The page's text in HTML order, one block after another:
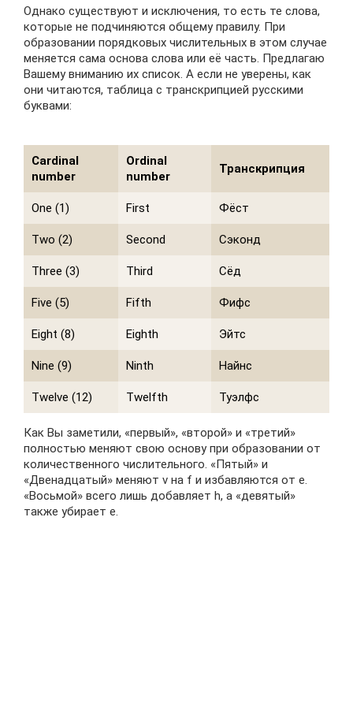
Однако существуют и исключения, то есть те слова,
которые не подчиняются общему правилу. При
образовании порядковых числительных в этом случае
меняется сама основа слова или её часть. Предлагаю
Вашему вниманию их список. А если не уверены, как
они читаются, таблица с транскрипцией русскими
буквами:
Cardinal
number
Ordinal
number
Транскрипция
One (1) First Фёст
Two (2) Second Сэконд
Three (3) Third Сёд
Five (5) Fifth Фифс
Eight (8) Eighth Эйтс
Nine (9) Ninth Найнс
Twelve (12) Twelfth Туэлфс
Как Вы заметили, «первый», «второй» и «третий»
полностью меняют свою основу при образовании от
количественного числительного. «Пятый» и
«Двенадцатый» меняют v на f и избавляются от e.
«Восьмой» всего лишь добавляет h, а «девятый»
также убирает e.